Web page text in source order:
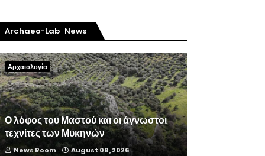
Archaeo-Lab News
Αρχαιολογία
Ο λόφος του Μαστού και οι άγνωστοι
τεχνίτες των Μυκηνών
News Room August 08, 2026